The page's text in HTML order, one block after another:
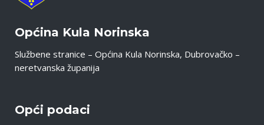
Općina Kula Norinska
Službene stranice – Općina Kula Norinska, Dubrovačko –
neretvanska županija
Opći podaci